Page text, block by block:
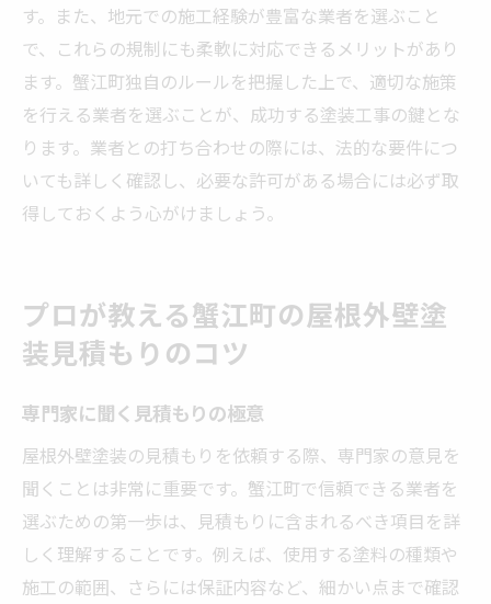
す。また、地元での施工経験が豊富な業者を選ぶこと
で、これらの規制にも柔軟に対応できるメリットがあり
ます。蟹江町独自のルールを把握した上で、適切な施策
を行える業者を選ぶことが、成功する塗装工事の鍵とな
ります。業者との打ち合わせの際には、法的な要件につ
いても詳しく確認し、必要な許可がある場合には必ず取
得しておくよう心がけましょう。
プロが教える蟹江町の屋根外壁塗
装見積もりのコツ
専門家に聞く見積もりの極意
屋根外壁塗装の見積もりを依頼する際、専門家の意見を
聞くことは非常に重要です。蟹江町で信頼できる業者を
選ぶための第一歩は、見積もりに含まれるべき項目を詳
しく理解することです。例えば、使用する塗料の種類や
施工の範囲、さらには保証内容など、細かい点まで確認